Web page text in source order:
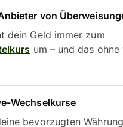
von
dein Geld immer zum
um – und das
Wechselkurse
bevorzugten